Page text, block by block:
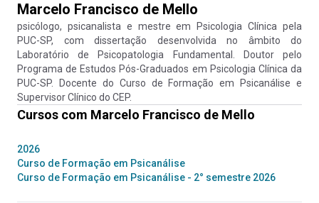
Marcelo Francisco de Mello
psicólogo, psicanalista e mestre em Psicologia Clínica pela
PUC-SP, com dissertação desenvolvida no âmbito do
Laboratório de Psicopatologia Fundamental. Doutor pelo
Programa de Estudos Pós-Graduados em Psicologia Clínica da
PUC-SP. Docente do Curso de Formação em Psicanálise e
Supervisor Clínico do CEP.
Cursos com Marcelo Francisco de Mello
2026
Curso de Formação em Psicanálise
Curso de Formação em Psicanálise - 2° semestre 2026